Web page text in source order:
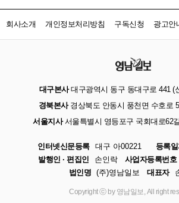
회사소개 개인정보처리방침 구독신청 광고안
대구본사대구광역시 동구 동대구로 441 (
경북본사경상북도 안동시 풍천면 수호로
서울지사서울특별시 영등포구 국회대로62
인터넷신문등록 대구 아00221 등록
발행인 · 편집인
손인락 사업자등록번호
법인명 (주)영남일보 대표자
Copyright ⓒ by 영남일보, All right